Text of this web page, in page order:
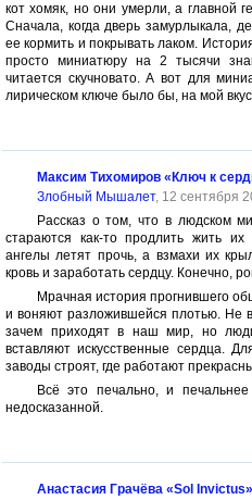
кот хомяк, но они умерли, а главной
Сначала, когда дверь замурлыкала,
ее кормить и покрывать лаком.
просто миниатюру на 2 тысячи
читается скучновато. А вот для
лирическом ключе было бы, на мой
Максим Тихомиров «Ключ к
Злобный Мышалет, 12 сентября
Рассказ о том, что в людском
стараются как-то продлить жить
ангелы летят прочь, а взмахи их
кровь и заработать сердцу. Конечно,
Мрачная история прогнившего
и воняют разложившейся плотью. Не
зачем приходят в наш мир, но
вставляют искусственные сердца.
заводы строят, где работают
Всё это печально, и
недосказанной.
Анастасия Грачёва «Sol Invictus»